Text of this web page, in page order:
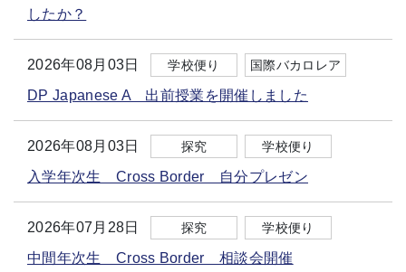
したか？
2026年08月03日 学校便り 国際バカロレア
DP Japanese A 出前授業を開催しました
2026年08月03日 探究 学校便り
入学年次生 Cross Border 自分プレゼン
2026年07月28日 探究 学校便り
中間年次生 Cross Border 相談会開催